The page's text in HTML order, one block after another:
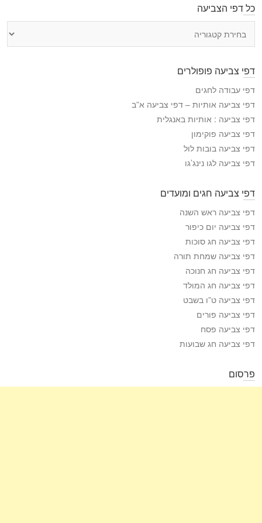
כל דפי הצביעה
י
ה
צ
י
ע
ה
דפי צביעה פופולרים
דפי עבודה לחגים
דפי צביעה אותיות – דפי צביעה א”ב
דפי צביעה : אותיות באנגלית
דפי צביעה פוקימון
דפי צביעה בובות לול
דפי צביעה לגו נינג’גו
דפי צביעה חגים ומועדים
דפי צביעה ראש השנה
דפי צביעה יום כיפור
דפי צביעה חג סוכות
דפי צביעה שמחת תורה
דפי צביעה חג חנוכה
דפי צביעה חג המולד
דפי צביעה ט”ו בשבט
דפי צביעה פורים
דפי צביעה פסח
דפי צביעה חג שבועות
פרסום